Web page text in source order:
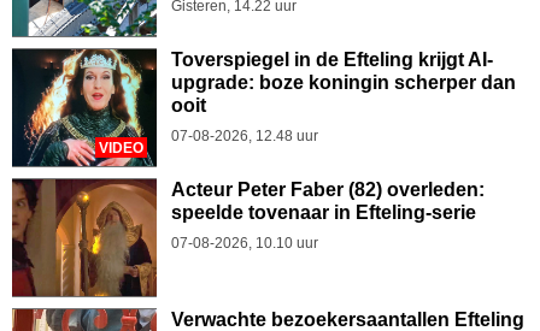
Gisteren, 14.22 uur
VIDEO
Toverspiegel in de Efteling krijgt AI-
upgrade: boze koningin scherper dan
ooit
07-08-2026, 12.48 uur
Acteur Peter Faber (82) overleden:
speelde tovenaar in Efteling-serie
07-08-2026, 10.10 uur
Verwachte bezoekersaantallen Efteling